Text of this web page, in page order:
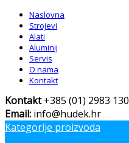
Naslovna
Strojevi
Alati
Aluminij
Servis
O nama
Kontakt
Kontakt+385 (01) 2983 130
Email: info@hudek.hr
Kategorije proizvoda